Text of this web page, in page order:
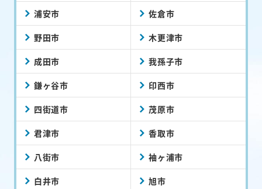
浦安市 佐倉市
野田市 木更津市
成田市 我孫子市
鎌ヶ谷市 印西市
四街道市 茂原市
君津市 香取市
八街市 袖ヶ浦市
白井市 旭市